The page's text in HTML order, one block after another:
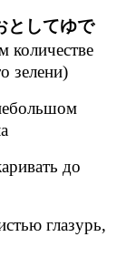
としてゆで
количестве
зелени)
до
глазурь,